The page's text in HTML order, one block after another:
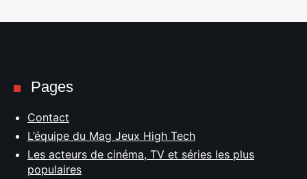
Pages
Contact
L’équipe du Mag Jeux High Tech
Les acteurs de cinéma, TV et séries les plus
populaires